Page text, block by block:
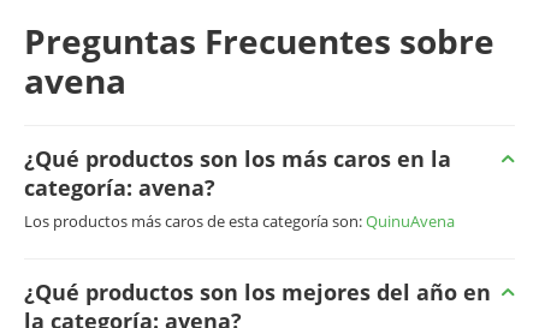
Preguntas Frecuentes sobre
avena
¿Qué productos son los más caros en la
categoría: avena?
Los productos más caros de esta categoría son:QuinuAvena
¿Qué productos son los mejores del año en
la categoría: avena?